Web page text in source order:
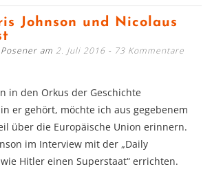
Johnson und Nicolaus
am 2. Juli 2016 73 Kommentare
in den Orkus der Geschichte
er gehört, möchte ich aus gegebenem
über die Europäische Union erinnern.
im Interview mit der „Daily
Hitler einen Superstaat“ errichten.